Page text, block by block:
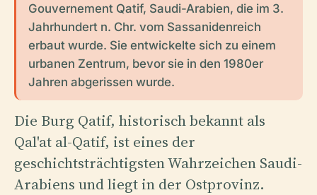
Gouvernement Qatif, Saudi-Arabien, die im 3.
Jahrhundert n. Chr. vom Sassanidenreich
erbaut wurde. Sie entwickelte sich zu einem
urbanen Zentrum, bevor sie in den 1980er
Jahren abgerissen wurde.
Die Burg Qatif, historisch bekannt als
Qal'at al-Qatif, ist eines der
geschichtsträchtigsten Wahrzeichen Saudi-
Arabiens und liegt in der Ostprovinz.